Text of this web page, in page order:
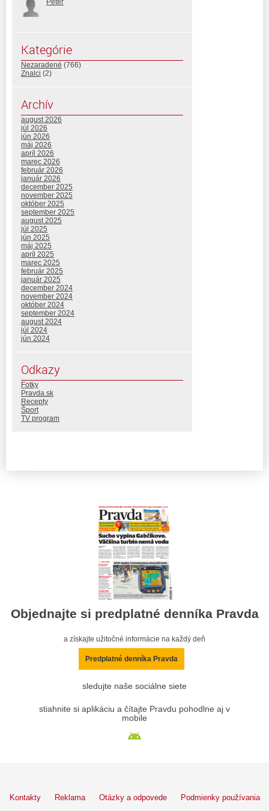
Kategórie
Nezaradené (766)
Znalci (2)
Archív
august 2026
júl 2026
jún 2026
máj 2026
apríl 2026
marec 2026
február 2026
január 2026
december 2025
november 2025
október 2025
september 2025
august 2025
júl 2025
jún 2025
máj 2025
apríl 2025
marec 2025
február 2025
január 2025
december 2024
november 2024
október 2024
september 2024
august 2024
júl 2024
jún 2024
Odkazy
Fotky
Pravda.sk
Recepty
Šport
TV program
Objednajte si predplatné denníka Pravda
a získajte užitočné informácie na každý deň
Predplatné denníka Pravda
sledujte naše sociálne siete
stiahnite si aplikáciu a čítajte Pravdu pohodlne aj v
mobile
Kontakty Reklama Otázky a odpovede Podmienky používania